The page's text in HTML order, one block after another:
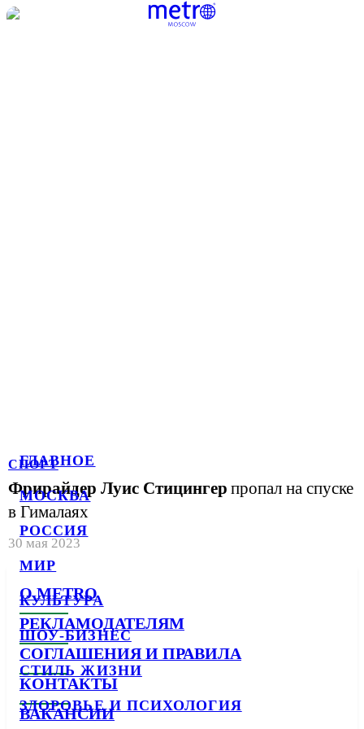
ГЛАВНОЕ
МОСКВА
РОССИЯ
МИР
КУЛЬТУРА
ШОУ-БИЗНЕС
СТИЛЬ ЖИЗНИ
ЗДОРОВЬЕ И ПСИХОЛОГИЯ
СПОРТ
Фрирайдер Луис Стицингер пропал на спуске
в Гималаях
30 мая 2023
О METRO
РЕКЛАМОДАТЕЛЯМ
СОГЛАШЕНИЯ И ПРАВИЛА
КОНТАКТЫ
ВАКАНСИИ